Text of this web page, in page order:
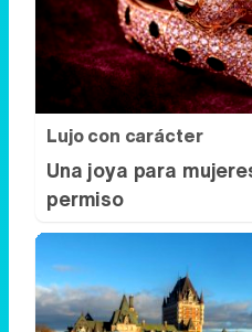
Lujo con carácter
Una joya para
permiso